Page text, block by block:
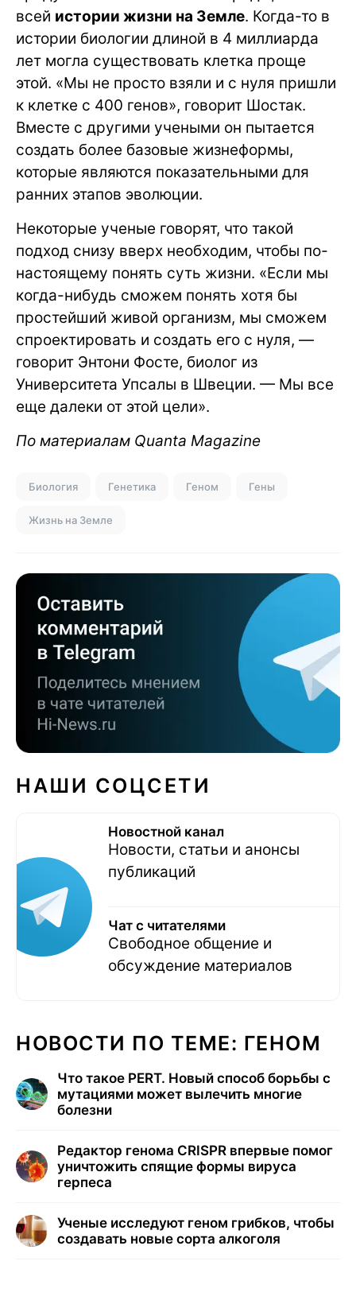
всей истории жизни на Земле. Когда-то в
истории биологии длиной в 4 миллиарда
лет могла существовать клетка проще
этой. «Мы не просто взяли и с нуля пришли
к клетке с 400 генов», говорит Шостак.
Вместе с другими учеными он пытается
создать более базовые жизнеформы,
которые являются показательными для
ранних этапов эволюции.
Некоторые ученые говорят, что такой
подход снизу вверх необходим, чтобы по-
настоящему понять суть жизни. «Если мы
когда-нибудь сможем понять хотя бы
простейший живой организм, мы сможем
спроектировать и создать его с нуля, —
говорит Энтони Фосте, биолог из
Университета Упсалы в Швеции. — Мы все
еще далеки от этой цели».
По материалам Quanta Magazine
Биология Генетика Геном Гены
Жизнь на Земле
НАШИ СОЦСЕТИ
Новостной канал
Новости, статьи и анонсы
публикаций
Чат с читателями
Свободное общение и
обсуждение материалов
НОВОСТИ ПО ТЕМЕ: ГЕНОМ
Что такое PERT. Новый способ борьбы с
мутациями может вылечить многие
болезни
Редактор генома CRISPR впервые помог
уничтожить спящие формы вируса
герпеса
Ученые исследуют геном грибков, чтобы
создавать новые сорта алкоголя